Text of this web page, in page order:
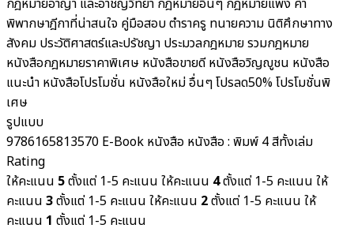
กฎหมายอาญา และอาชญวิทยา กฎหมายอื่นๆ กฎหมายแพ่ง คำ
พิพากษาฎีกาที่น่าสนใจ คู่มือสอบตำราครู ทนายความ นิติศึกษาทาง
สังคม ประวัติศาสตร์และปรัชญา ประมวลกฎหมาย รวมกฎหมาย
หนังสือกฎหมายราคาพิเศษ หนังสือขายดี หนังสือวิญญูชน หนังสือ
แนะนำ หนังสือโปรโมชั่น หนังสือใหม่อื่นๆโปรลด50%โปรโมชั่นพิ
เศษ
รูปแบบ
9786165813570 E-Book หนังสือ หนังสือ : พิมพ์ 4 สีทั้งเล่ม
Rating
ให้คะแนน 5ตั้งแต่ 1-5 คะแนน ให้คะแนน 4ตั้งแต่ 1-5 คะแนน ให้
คะแนน 3ตั้งแต่ 1-5 คะแนน ให้คะแนน 2ตั้งแต่ 1-5 คะแนน ให้
คะแนน 1 ตั้งแต่ 1-5 คะแนน